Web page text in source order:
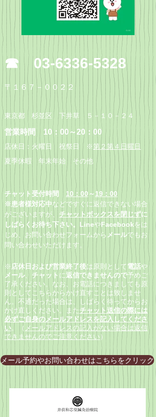
〒 １６７－００２２
​☎ 03-6336-5328
東京都 杉並区 下井草 ５－１０－２４
​営業時間 10：00～20：00
店休日：火曜日 祝祭日 ※第２第４日曜日
​夏季休暇 年末年始 その他
​チャット受付時間 10：00 ～19：00
​※患者様対応中などですぐに返信できない場合
がございますが、 チャットボックスを閉じずに
しばらくお待ち下さい。LineやFacebookをは
じめ、お問い合わせフォームから メールでもお
問い合わせいただけます。
※店休日および営業終了後は原則として電話や
メール、 チャット に返信できませんので予めご
了承ください。なお、お電話につきましても原
則としてこちらからかけ直すことは致しませ
ん。不通だった場合は、しばらく待ってからお
かけ直しください。またチャット送信の際には
必ずご自身のメールアドレスを記入してくださ
い。（ メールアドレスの記入がない場合は返信
できませんのでご注意ください）
メール予約やお問い合わせはこちらをクリック